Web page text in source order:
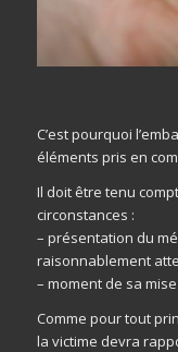
C’est pourquoi
éléments pris en
Il doit être tenu
circonstances :
– présentation du
raisonnablement
– moment de sa
Comme pour tout
la victime devra